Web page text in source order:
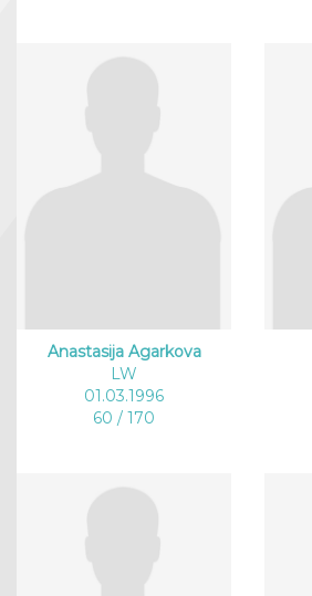
Anastasija Agarkova
LW
01.03.1996
60 / 170